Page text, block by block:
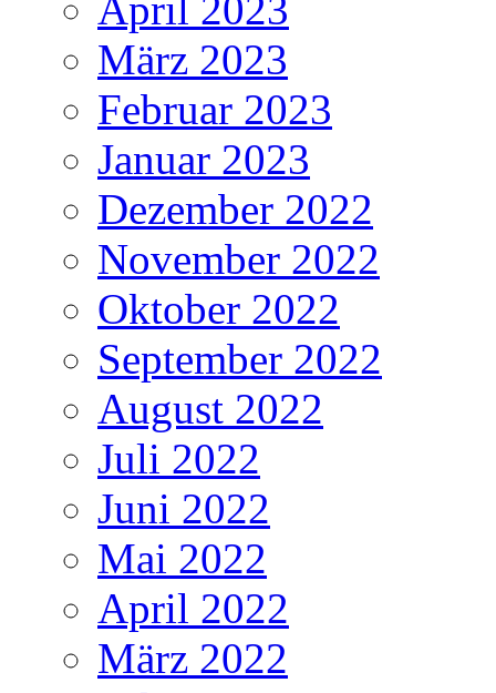
März 2023
Februar 2023
Januar 2023
Dezember 2022
November 2022
Oktober 2022
September 2022
August 2022
Juli 2022
Juni 2022
Mai 2022
April 2022
März 2022